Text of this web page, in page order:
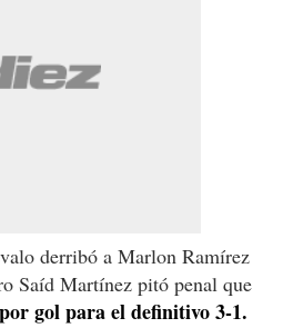
derribó a Marlon Ramírez
Saíd Martínez pitó penal que
gol para el definitivo 3-1.